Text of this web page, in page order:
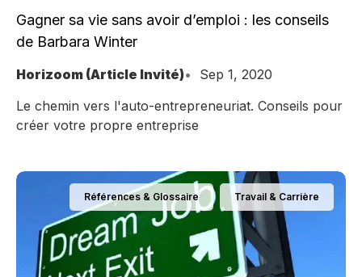
Gagner sa vie sans avoir d’emploi : les conseils
de Barbara Winter
Horizoom (Article Invité)
Sep 1, 2020
Le chemin vers l'auto-entrepreneuriat. Conseils pour
créer votre propre entreprise
Références & Glossaire Travail & Carrière